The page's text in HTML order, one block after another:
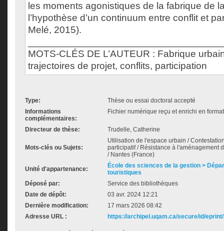
les moments agonistiques de la fabrique de
l’hypothèse d’un continuum entre conflit et
Melé, 2015).
MOTS-CLÉS DE L’AUTEUR : Fabrique
trajectoires de projet, conflits, participation
Type:
Thèse ou essai doctoral accepté
Informations
complémentaires:
Fichier numérique reçu et enrichi en
Directeur de thèse: Trudelle, Catherine
Mots-clés ou Sujets:
Utilisation de l'espace urbain /
participatif / Résistance à l'aménagement
/ Nantes (France)
Unité d'appartenance:
École des sciences de la gestion >
touristiques
Déposé par:
Service des bibliothèques
Date de dépôt:
03 avr. 2024 12:21
Dernière modification:
17 mars 2026 08:42
Adresse URL :
https://archipel.uqam.ca/secure/id/